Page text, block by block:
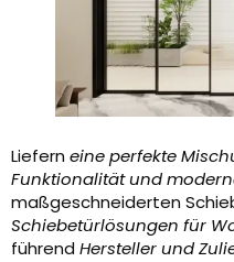
Liefern eine perfekte
Funktionalität und
maßgeschneiderten
Schiebetürlösungen für
führend Hersteller und